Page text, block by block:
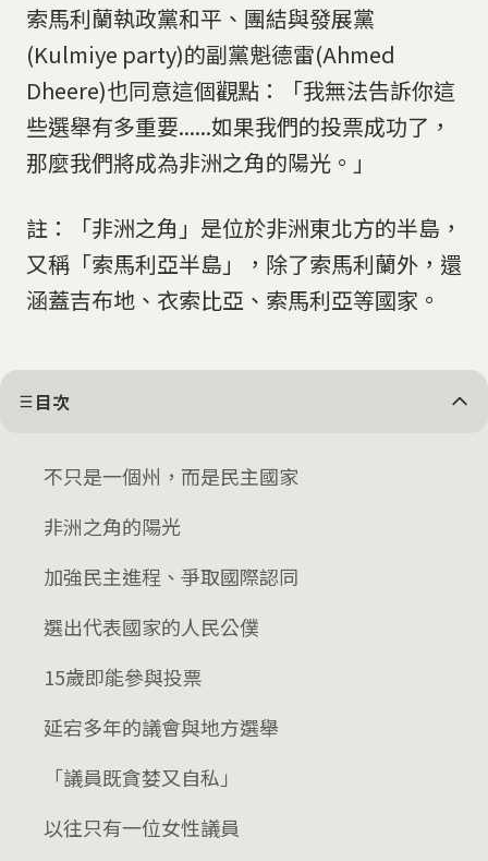
索馬利蘭執政黨和平、團結與發展黨
(Kulmiye party)的副黨魁德雷(Ahmed
Dheere)也同意這個觀點：「我無法告訴你這
些選舉有多重要......如果我們的投票成功了，
那麼我們將成為非洲之角的陽光。」
註：「非洲之角」是位於非洲東北方的半島，
又稱「索馬利亞半島」，除了索馬利蘭外，還
涵蓋吉布地、衣索比亞、索馬利亞等國家。
目次
不只是一個州，而是民主國家
非洲之角的陽光
加強民主進程、爭取國際認同
選出代表國家的人民公僕
15歲即能參與投票
延宕多年的議會與地方選舉
「議員既貪婪又自私」
以往只有一位女性議員